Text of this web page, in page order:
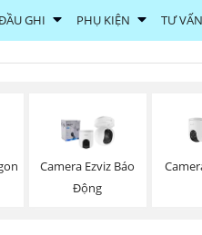
GHI PHỤ KIỆN TƯ VẤN
Camera Ezviz Báo
Động